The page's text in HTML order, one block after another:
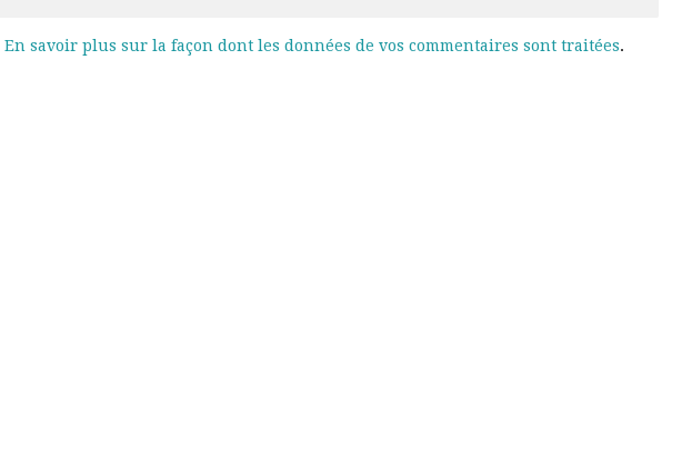
En savoir plus sur la façon dont les données de vos commentaires sont traitées.